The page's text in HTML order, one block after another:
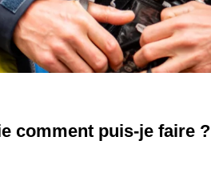
comment puis-je faire ?